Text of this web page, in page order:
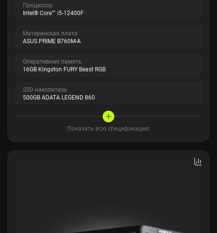
Процессор
Intel® Core™ i5-12400F
Материнская плата
ASUS PRIME B760M-A
Оперативная память
16GB Kingston FURY Beast RGB
SSD накопитель
500GB ADATA LEGEND 860
Показать всю спецификацию